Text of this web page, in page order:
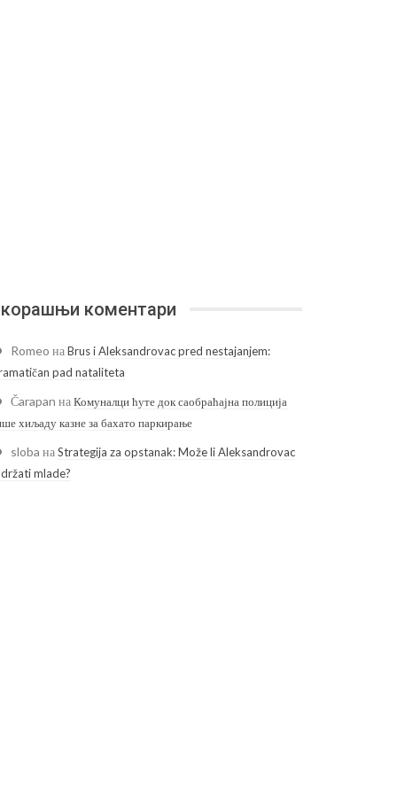
коментари
Romeo наBrus i Aleksandrovac pred nestajanjem:
pad nataliteta
Čarapan наКомуналци ћуте док саобраћајна полиција
хиљаду казне за бахато паркирање
sloba наStrategija za opstanak: Može li Aleksandrovac
mlade?